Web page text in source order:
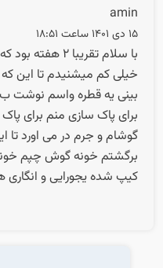
amin
15 دی 1401 ساعت 18:51
خیلی کم میشنیدم تا
برای پاک سازی منم برای
گوشام و جرم در می اورد
برگشتم خونه گوش چپم
کیپ شده یجورایی و انگاری